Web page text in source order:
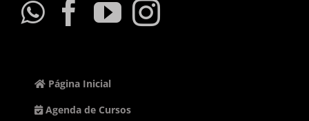
Página Inicial
Agenda de Cursos